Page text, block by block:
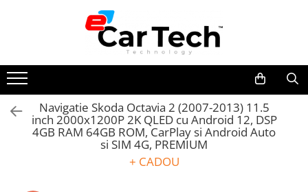
Summer sale
Navigatie dedicata
Navigatii Volkswagen
Navigatie Skoda Octavia 2 (2007-2013) 11.5
inch 2000x1200P 2K QLED cu Android 12, DSP
4GB RAM 64GB ROM, CarPlay si Android Auto
si SIM 4G, PREMIUM
+ CADOU